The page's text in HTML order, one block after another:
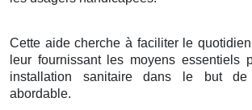
Cette aide cherche à faciliter le
leur fournissant les moyens essentiels
installation sanitaire dans le but
abordable.